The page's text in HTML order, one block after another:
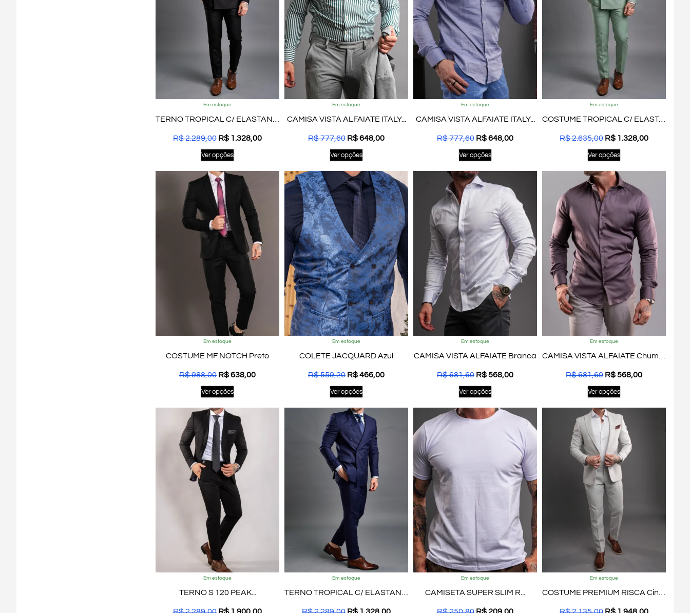
Em estoque
R$2.289,00 R$ 1.328,00
Ver opções
Em estoque
CAMISA VISTA ALFAIATE ITALY...
R$777,60 R$648,00
Ver opções
Em estoque
CAMISA VISTA ALFAIATE ITALY...
R$777,60 R$648,00
Ver opções
Em estoque
COSTUME TROPICAL C/ ELASTANO...
R$2.635,00 R$ 1.328,00
Ver opções
Em estoque
COSTUME MF NOTCH Preto
R$988,00 R$638,00
Ver opções
Em estoque
COLETE JACQUARD Azul
R$559,20 R$466,00
Ver opções
Em estoque
CAMISA VISTA ALFAIATE Branca
R$681,60 R$568,00
Ver opções
Em estoque
R$681,60 R$568,00
Ver opções
Em estoque
TERNO S 120 PEAK...
Em estoque
TERNO TROPICAL C/ ELASTANO...
Em estoque
CAMISETA SUPER SLIM R...
Em estoque
COSTUME PREMIUM RISCA Cinza...